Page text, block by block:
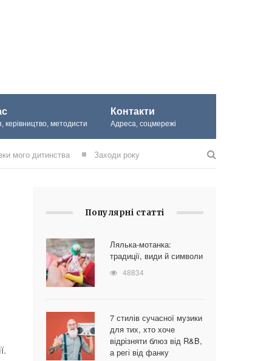
керівництво, методисти
Контакти
Адреса, соцмережі
мого дитинства Заходи року
Популярні статті
Лялька-мотанка:
традиції, види й символи
48834
7 стилів сучасної музики
для тих, хто хоче
відрізняти блюз від R&B,
а регі від фанку